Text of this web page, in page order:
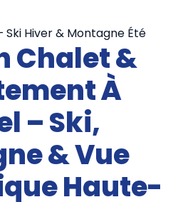
Hiver & Montagne Été
Chalet &
À
– Ski,
& Vue
Haute-